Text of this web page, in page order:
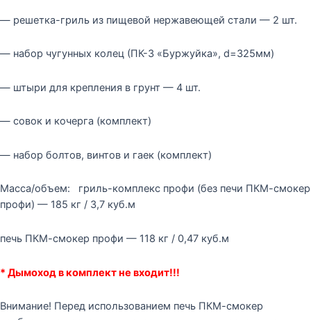
— решетка-гриль из пищевой нержавеющей стали — 2 шт.
— набор чугунных колец (ПК-3 «Буржуйка», d=325мм)
— штыри для крепления в грунт — 4 шт.
— совок и кочерга (комплект)
— набор болтов, винтов и гаек (комплект)
Масса/объем: гриль-комплекс профи (без печи ПКМ-смокер
профи) — 185 кг / 3,7 куб.м
печь ПКМ-смокер профи — 118 кг / 0,47 куб.м
* Дымоход в комплект не входит!!!
Внимание! Перед использованием печь ПКМ-смокер